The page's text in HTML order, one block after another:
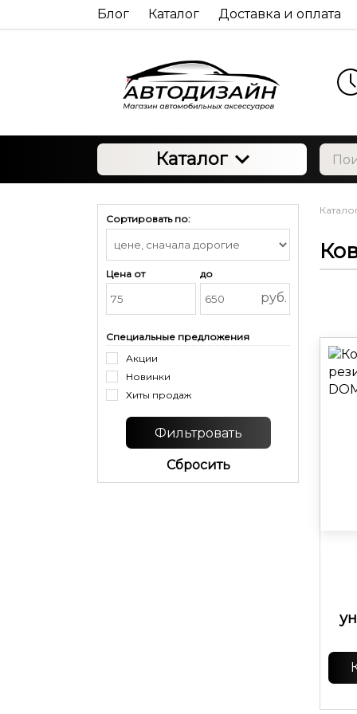
Блог Каталог Доставка и оплата
Каталог
Сортировать по:
Цена от до
руб.
Специальные предложения
Акции
Новинки
Хиты продаж
Cбросить